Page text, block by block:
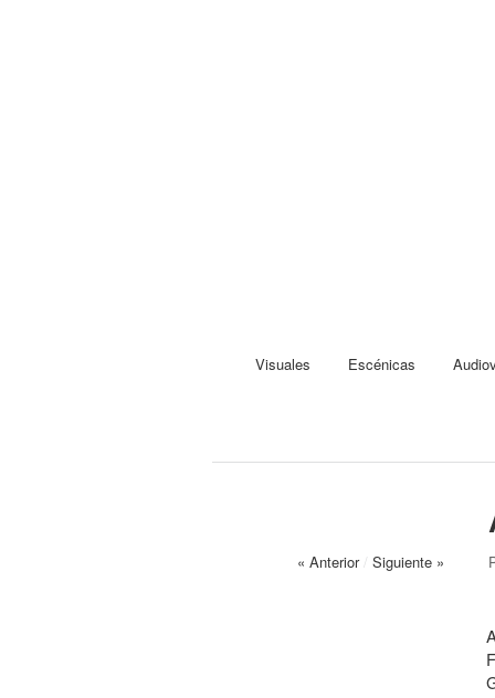
Visuales Escénicas
« Anterior / Siguiente »